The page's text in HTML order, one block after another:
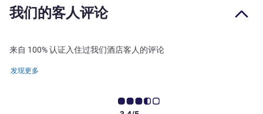
我们的客人评论
来自 100% 认证入住过我们酒店客人的评论
发现更多